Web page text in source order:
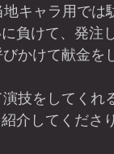
キャラ用で
負けて、発注
介してくださ